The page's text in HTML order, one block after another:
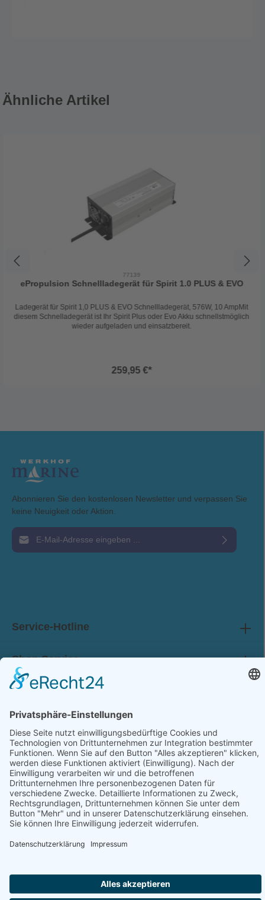
Ähnliche Artikel
77139
ePropulsion Schnellladegerät für Spirit 1.0 PLUS & EVO
Ladegerät für Spirit 1,0 PLUS & EVO Schnellladegerät, 576W, 10 AmpMit
diesem Schnelladegerät ist Ihr Spirit Plus oder Evo Akku schnellstmöglich
wieder aufgeladen und einsatzbereit.
259,95 €*
Abonnieren Sie den kostenlosen Newsletter und verpassen Sie
keine Neuigkeit oder Aktion.
E-Mail-Adresse*
Service-Hotline
Shop Service
Information
© 2026 werkhof.at - with bychiliSCHARF